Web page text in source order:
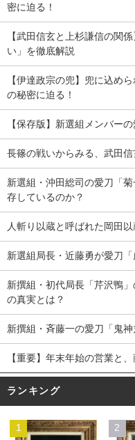
密に迫る！
【武田信玄と上杉謙信の関
い」を徹底解説
【伊達政宗の兜】兜に込め
の秘密に迫る！
【保存版】新選組メンバー
長篠の戦いからみる、武田
新選組・沖田総司の愛刀「
存しているのか？
人斬り以蔵と呼ばれた岡田
新選組局長・近藤勇が愛刀
新撰組・初代局長「芹沢鴨
の真実とは？
新撰組・斉藤一の愛刀「鬼
【重要】年末年始の営業と
ランキング
1 2